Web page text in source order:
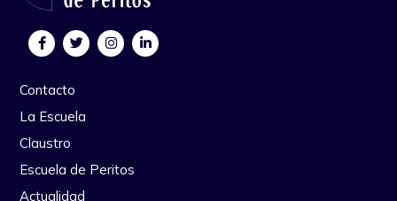
Contacto
La Escuela
Claustro
Escuela de Peritos
Actualidad